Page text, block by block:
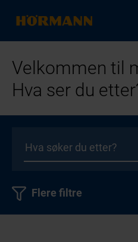
Velkommen til
Hva ser du
Flere filtre